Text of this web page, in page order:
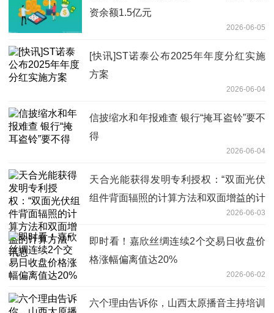
资余额1.5亿元
2026-06-05
[快讯]ST诺泰公布2025年年度分红实施
方案
2026-06-04
信披缩水和年报难查 银行“掩耳盗铃”要不
得
2026-06-04
天合光能获得发明专利授权：“双面光伏
组件背面辐照的计算方法和双面增益的计
2026-06-03
即时看！嘉欣丝绸连续2个交易日收盘价
格涨幅偏离值达20%
2026-06-02
六个理由告诉你，山西太原播音主持培训